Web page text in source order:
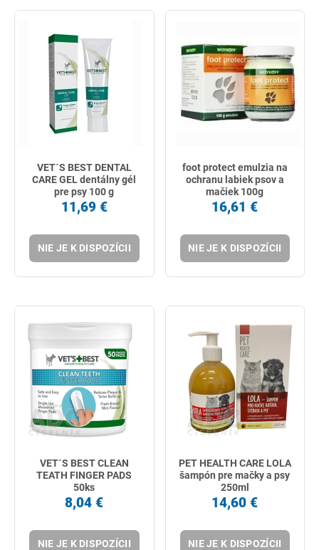
VET´S BEST DENTAL
CARE GEL dentálny gél
pre psy 100 g
11,69 €
NIE JE K DISPOZÍCII
foot protect emulzia na
ochranu labiek psov a
mačiek 100g
16,61 €
NIE JE K DISPOZÍCII
VET´S BEST CLEAN
TEATH FINGER PADS
50ks
8,04 €
NIE JE K DISPOZÍCII
PET HEALTH CARE LOLA
šampón pre mačky a psy
250ml
14,60 €
NIE JE K DISPOZÍCII